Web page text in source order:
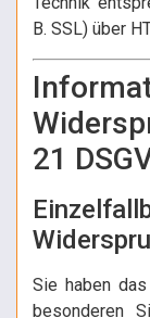
B. SSL) über
21
Sie haben
besonderen